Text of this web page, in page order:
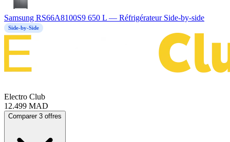
Samsung RS66A8100S9 650 L — Réfrigérateur Side-by-side
Side-by-Side
Electro Club
12.499 MAD
Comparer 3 offres